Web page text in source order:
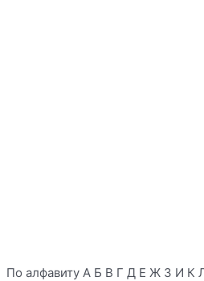
По алфавиту А Б В Г Д Е Ж З И К